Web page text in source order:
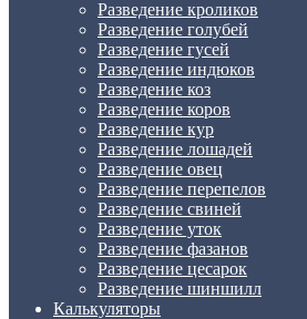
Разведение кроликов
Разведение голубей
Разведение гусей
Разведение индюков
Разведение коз
Разведение коров
Разведение кур
Разведение лошадей
Разведение овец
Разведение перепелов
Разведение свиней
Разведение уток
Разведение фазанов
Разведение цесарок
Разведение шиншилл
Калькуляторы